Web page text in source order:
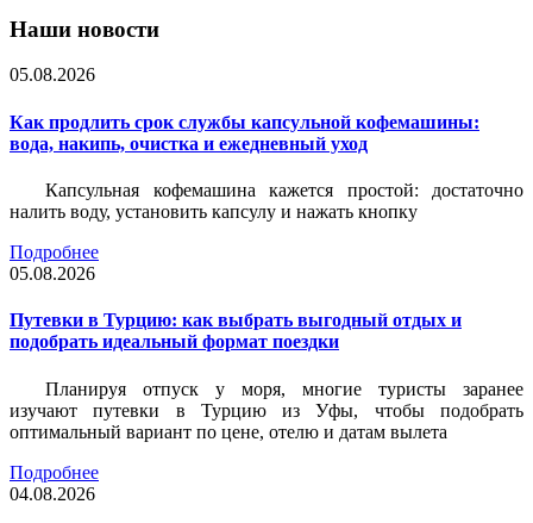
Наши новости
05.08.2026
Как продлить срок службы капсульной кофемашины:
вода, накипь, очистка и ежедневный уход
Капсульная кофемашина кажется простой: достаточно
налить воду, установить капсулу и нажать кнопку
Подробнее
05.08.2026
Путевки в Турцию: как выбрать выгодный отдых и
подобрать идеальный формат поездки
Планируя отпуск у моря, многие туристы заранее
изучают путевки в Турцию из Уфы, чтобы подобрать
оптимальный вариант по цене, отелю и датам вылета
Подробнее
04.08.2026